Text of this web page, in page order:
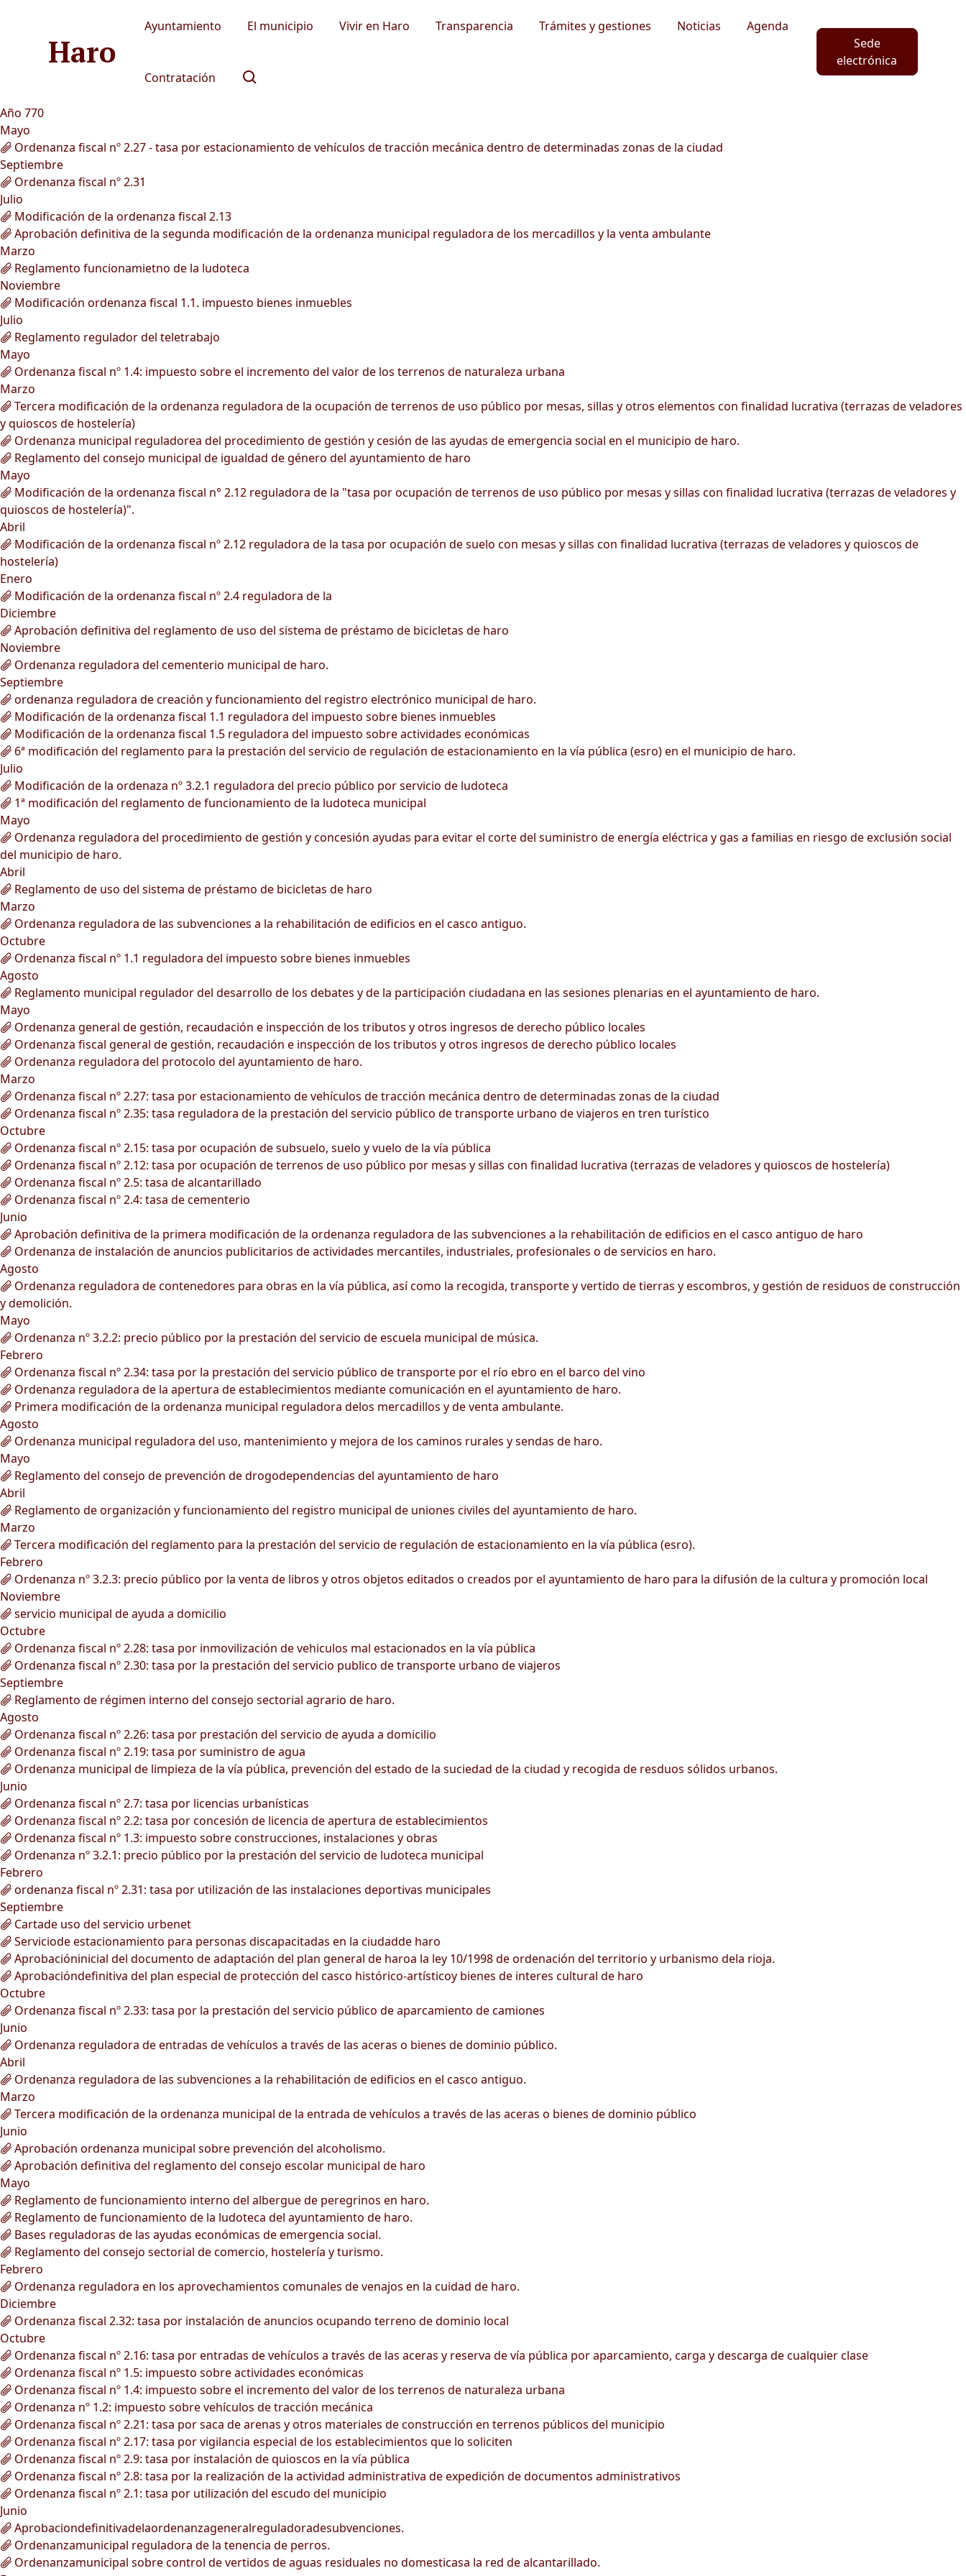
Haro
Ayuntamiento El municipio Vivir en Haro Transparencia Trámites y gestiones Noticias Agenda
Contratación
Sede
electrónica
Año 770
Mayo
Ordenanza fiscal nº 2.27 - tasa por estacionamiento de vehículos de tracción mecánica dentro de determinadas zonas de la ciudad
Septiembre
Ordenanza fiscal nº 2.31
Julio
Modificación de la ordenanza fiscal 2.13
Aprobación definitiva de la segunda modificación de la ordenanza municipal reguladora de los mercadillos y la venta ambulante
Marzo
Reglamento funcionamietno de la ludoteca
Noviembre
Modificación ordenanza fiscal 1.1. impuesto bienes inmuebles
Julio
Reglamento regulador del teletrabajo
Mayo
Ordenanza fiscal nº 1.4: impuesto sobre el incremento del valor de los terrenos de naturaleza urbana
Marzo
Tercera modificación de la ordenanza reguladora de la ocupación de terrenos de uso público por mesas, sillas y otros elementos con finalidad lucrativa (terrazas de veladores
y quioscos de hostelería)
Ordenanza municipal reguladorea del procedimiento de gestión y cesión de las ayudas de emergencia social en el municipio de haro.
Reglamento del consejo municipal de igualdad de género del ayuntamiento de haro
Mayo
Modificación de la ordenanza fiscal n° 2.12 reguladora de la "tasa por ocupación de terrenos de uso público por mesas y sillas con finalidad lucrativa (terrazas de veladores y
quioscos de hostelería)".
Abril
Modificación de la ordenanza fiscal nº 2.12 reguladora de la tasa por ocupación de suelo con mesas y sillas con finalidad lucrativa (terrazas de veladores y quioscos de
hostelería)
Enero
Modificación de la ordenanza fiscal nº 2.4 reguladora de la
Diciembre
Aprobación definitiva del reglamento de uso del sistema de préstamo de bicicletas de haro
Noviembre
Ordenanza reguladora del cementerio municipal de haro.
Septiembre
ordenanza reguladora de creación y funcionamiento del registro electrónico municipal de haro.
Modificación de la ordenanza fiscal 1.1 reguladora del impuesto sobre bienes inmuebles
Modificación de la ordenanza fiscal 1.5 reguladora del impuesto sobre actividades económicas
6ª modificación del reglamento para la prestación del servicio de regulación de estacionamiento en la vía pública (esro) en el municipio de haro.
Julio
Modificación de la ordenaza nº 3.2.1 reguladora del precio público por servicio de ludoteca
1ª modificación del reglamento de funcionamiento de la ludoteca municipal
Mayo
Ordenanza reguladora del procedimiento de gestión y concesión ayudas para evitar el corte del suministro de energía eléctrica y gas a familias en riesgo de exclusión social
del municipio de haro.
Abril
Reglamento de uso del sistema de préstamo de bicicletas de haro
Marzo
Ordenanza reguladora de las subvenciones a la rehabilitación de edificios en el casco antiguo.
Octubre
Ordenanza fiscal nº 1.1 reguladora del impuesto sobre bienes inmuebles
Agosto
Reglamento municipal regulador del desarrollo de los debates y de la participación ciudadana en las sesiones plenarias en el ayuntamiento de haro.
Mayo
Ordenanza general de gestión, recaudación e inspección de los tributos y otros ingresos de derecho público locales
Ordenanza fiscal general de gestión, recaudación e inspección de los tributos y otros ingresos de derecho público locales
Ordenanza reguladora del protocolo del ayuntamiento de haro.
Marzo
Ordenanza fiscal nº 2.27: tasa por estacionamiento de vehículos de tracción mecánica dentro de determinadas zonas de la ciudad
Ordenanza fiscal nº 2.35: tasa reguladora de la prestación del servicio público de transporte urbano de viajeros en tren turístico
Octubre
Ordenanza fiscal nº 2.15: tasa por ocupación de subsuelo, suelo y vuelo de la vía pública
Ordenanza fiscal nº 2.12: tasa por ocupación de terrenos de uso público por mesas y sillas con finalidad lucrativa (terrazas de veladores y quioscos de hostelería)
Ordenanza fiscal nº 2.5: tasa de alcantarillado
Ordenanza fiscal nº 2.4: tasa de cementerio
Junio
Aprobación definitiva de la primera modificación de la ordenanza reguladora de las subvenciones a la rehabilitación de edificios en el casco antiguo de haro
Ordenanza de instalación de anuncios publicitarios de actividades mercantiles, industriales, profesionales o de servicios en haro.
Agosto
Ordenanza reguladora de contenedores para obras en la vía pública, así como la recogida, transporte y vertido de tierras y escombros, y gestión de residuos de construcción
y demolición.
Mayo
Ordenanza nº 3.2.2: precio público por la prestación del servicio de escuela municipal de música.
Febrero
Ordenanza fiscal nº 2.34: tasa por la prestación del servicio público de transporte por el río ebro en el barco del vino
Ordenanza reguladora de la apertura de establecimientos mediante comunicación en el ayuntamiento de haro.
Primera modificación de la ordenanza municipal reguladora delos mercadillos y de venta ambulante.
Agosto
Ordenanza municipal reguladora del uso, mantenimiento y mejora de los caminos rurales y sendas de haro.
Mayo
Reglamento del consejo de prevención de drogodependencias del ayuntamiento de haro
Abril
Reglamento de organización y funcionamiento del registro municipal de uniones civiles del ayuntamiento de haro.
Marzo
Tercera modificación del reglamento para la prestación del servicio de regulación de estacionamiento en la vía pública (esro).
Febrero
Ordenanza nº 3.2.3: precio público por la venta de libros y otros objetos editados o creados por el ayuntamiento de haro para la difusión de la cultura y promoción local
Noviembre
servicio municipal de ayuda a domicilio
Octubre
Ordenanza fiscal nº 2.28: tasa por inmovilización de vehiculos mal estacionados en la vía pública
Ordenanza fiscal nº 2.30: tasa por la prestación del servicio publico de transporte urbano de viajeros
Septiembre
Reglamento de régimen interno del consejo sectorial agrario de haro.
Agosto
Ordenanza fiscal nº 2.26: tasa por prestación del servicio de ayuda a domicilio
Ordenanza fiscal nº 2.19: tasa por suministro de agua
Ordenanza municipal de limpieza de la vía pública, prevención del estado de la suciedad de la ciudad y recogida de resduos sólidos urbanos.
Junio
Ordenanza fiscal nº 2.7: tasa por licencias urbanísticas
Ordenanza fiscal nº 2.2: tasa por concesión de licencia de apertura de establecimientos
Ordenanza fiscal nº 1.3: impuesto sobre construcciones, instalaciones y obras
Ordenanza nº 3.2.1: precio público por la prestación del servicio de ludoteca municipal
Febrero
ordenanza fiscal nº 2.31: tasa por utilización de las instalaciones deportivas municipales
Septiembre
Cartade uso del servicio urbenet
Serviciode estacionamiento para personas discapacitadas en la ciudadde haro
Aprobacióninicial del documento de adaptación del plan general de haroa la ley 10/1998 de ordenación del territorio y urbanismo dela rioja.
Aprobacióndefinitiva del plan especial de protección del casco histórico-artísticoy bienes de interes cultural de haro
Octubre
Ordenanza fiscal nº 2.33: tasa por la prestación del servicio público de aparcamiento de camiones
Junio
Ordenanza reguladora de entradas de vehículos a través de las aceras o bienes de dominio público.
Abril
Ordenanza reguladora de las subvenciones a la rehabilitación de edificios en el casco antiguo.
Marzo
Tercera modificación de la ordenanza municipal de la entrada de vehículos a través de las aceras o bienes de dominio público
Junio
Aprobación ordenanza municipal sobre prevención del alcoholismo.
Aprobación definitiva del reglamento del consejo escolar municipal de haro
Mayo
Reglamento de funcionamiento interno del albergue de peregrinos en haro.
Reglamento de funcionamiento de la ludoteca del ayuntamiento de haro.
Bases reguladoras de las ayudas económicas de emergencia social.
Reglamento del consejo sectorial de comercio, hostelería y turismo.
Febrero
Ordenanza reguladora en los aprovechamientos comunales de venajos en la cuidad de haro.
Diciembre
Ordenanza fiscal 2.32: tasa por instalación de anuncios ocupando terreno de dominio local
Octubre
Ordenanza fiscal nº 2.16: tasa por entradas de vehículos a través de las aceras y reserva de vía pública por aparcamiento, carga y descarga de cualquier clase
Ordenanza fiscal nº 1.5: impuesto sobre actividades económicas
Ordenanza fiscal nº 1.4: impuesto sobre el incremento del valor de los terrenos de naturaleza urbana
Ordenanza nº 1.2: impuesto sobre vehículos de tracción mecánica
Ordenanza fiscal nº 2.21: tasa por saca de arenas y otros materiales de construcción en terrenos públicos del municipio
Ordenanza fiscal nº 2.17: tasa por vigilancia especial de los establecimientos que lo soliciten
Ordenanza fiscal nº 2.9: tasa por instalación de quioscos en la vía pública
Ordenanza fiscal nº 2.8: tasa por la realización de la actividad administrativa de expedición de documentos administrativos
Ordenanza fiscal nº 2.1: tasa por utilización del escudo del municipio
Junio
Aprobaciondefinitivadelaordenanzageneralreguladoradesubvenciones.
Ordenanzamunicipal reguladora de la tenencia de perros.
Ordenanzamunicipal sobre control de vertidos de aguas residuales no domesticasa la red de alcantarillado.